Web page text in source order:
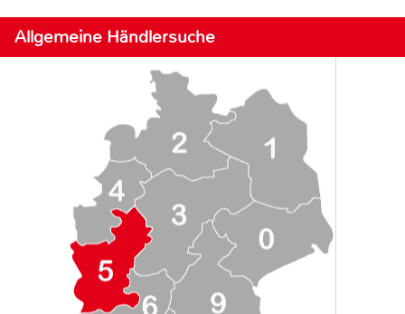
Allgemeine Händlersuche